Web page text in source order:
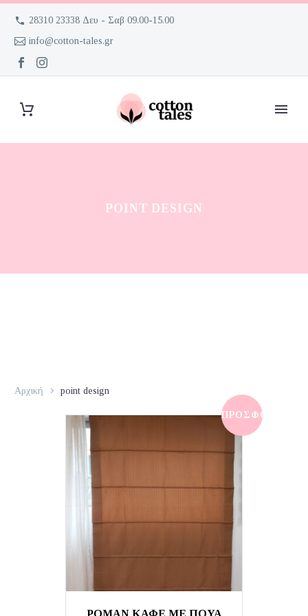
28310 23338 Δευ - Σαβ 09.00-15.00
info@cotton-tales.gr
POINT DESIGN
Αρχική point design
ΠΡΟΣΦΟΡΆ!
ΡΟΜΑΝ ΚΑΦΕ ΜΕ ΠΟΥΑ